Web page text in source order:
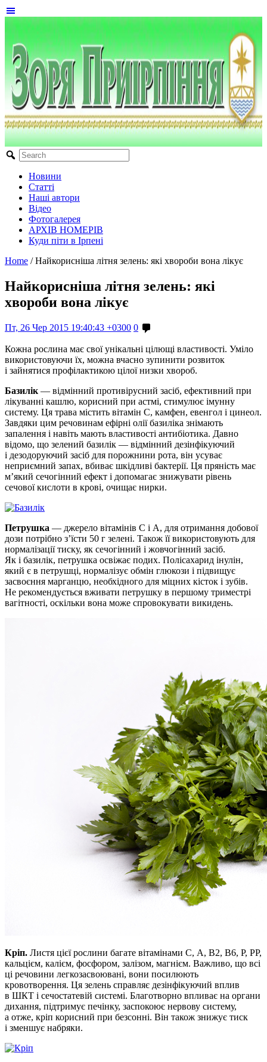
Новини
Статті
Наші автори
Відео
Фотогалерея
АРХІВ НОМЕРІВ
Куди піти в Ірпені
Home / Найкорисніша літня зелень: які хвороби вона лікує
Найкорисніша літня зелень: які
хвороби вона лікує
Пт, 26 Чер 2015 19:40:43 +0300 0
Кожна рослина має свої унікальні цілющі властивості. Уміло
використовуючи їх, можна вчасно зупинити розвиток
і зайнятися профілактикою цілої низки хвороб.
Базилік — відмінний противірусний засіб, ефективний при
лікуванні кашлю, корисний при астмі, стимулює імунну
систему. Ця трава містить вітамін С, камфен, евенгол і цинеол.
Завдяки цим речовинам ефірні олії базиліка знімають
запалення і навіть мають властивості антибіотика. Давно
відомо, що зелений базилік — відмінний дезінфікуючий
і дезодоруючий засіб для порожнини рота, він усуває
неприємний запах, вбиває шкідливі бактерії. Ця пряність має
м’який сечогінний ефект і допомагає знижувати рівень
сечової кислоти в крові, очищає нирки.
Петрушка — джерело вітамінів С і А, для отримання добової
дози потрібно з’їсти 50 г зелені. Також її використовують для
нормалізації тиску, як сечогінний і жовчогінний засіб.
Як і базилік, петрушка освіжає подих. Полісахарид інулін,
який є в петрушці, нормалізує обмін глюкози і підвищує
засвоєння марганцю, необхідного для міцних кісток і зубів.
Не рекомендується вживати петрушку в першому триместрі
вагітності, оскільки вона може спровокувати викидень.
Кріп. Листя цієї рослини багате вітамінами С, А, В2, В6, Р, РР,
кальцієм, калієм, фосфором, залізом, магнієм. Важливо, що всі
ці речовини легкозасвоювані, вони посилюють
кровотворення. Ця зелень справляє дезінфікуючий вплив
в ШКТ і сечостатевій системі. Благотворно впливає на органи
дихання, підтримує печінку, заспокоює нервову систему,
а отже, кріп корисний при безсонні. Він також знижує тиск
і зменшує набряки.